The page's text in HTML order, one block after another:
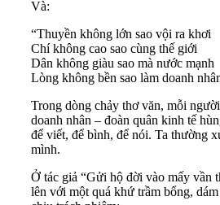
Và:
“Thuyền không lớn sao vội ra khơi
Chí không cao sao cùng thế giới
Dân không giàu sao mà nước mạnh
Lòng không bền sao làm doanh
Trong dòng chảy thơ văn, mỗi
doanh nhân – đoàn quân kinh tế
để viết, để bình, để nói. Ta thường
mình.
Ở tác giả “Gửi hộ đời vào mấy vần
lên với một quá khứ trầm bổng,